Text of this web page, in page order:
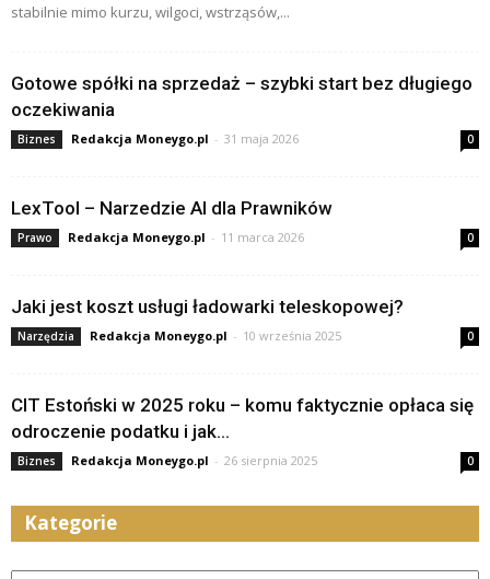
stabilnie mimo kurzu, wilgoci, wstrząsów,...
Gotowe spółki na sprzedaż – szybki start bez długiego
oczekiwania
Biznes Redakcja Moneygo.pl - 31 maja 2026 0
LexTool – Narzedzie AI dla Prawników
Prawo Redakcja Moneygo.pl - 11 marca 2026 0
Jaki jest koszt usługi ładowarki teleskopowej?
Narzędzia Redakcja Moneygo.pl - 10 września 2025 0
CIT Estoński w 2025 roku – komu faktycznie opłaca się
odroczenie podatku i jak...
Biznes Redakcja Moneygo.pl - 26 sierpnia 2025 0
Kategorie
Kategorie